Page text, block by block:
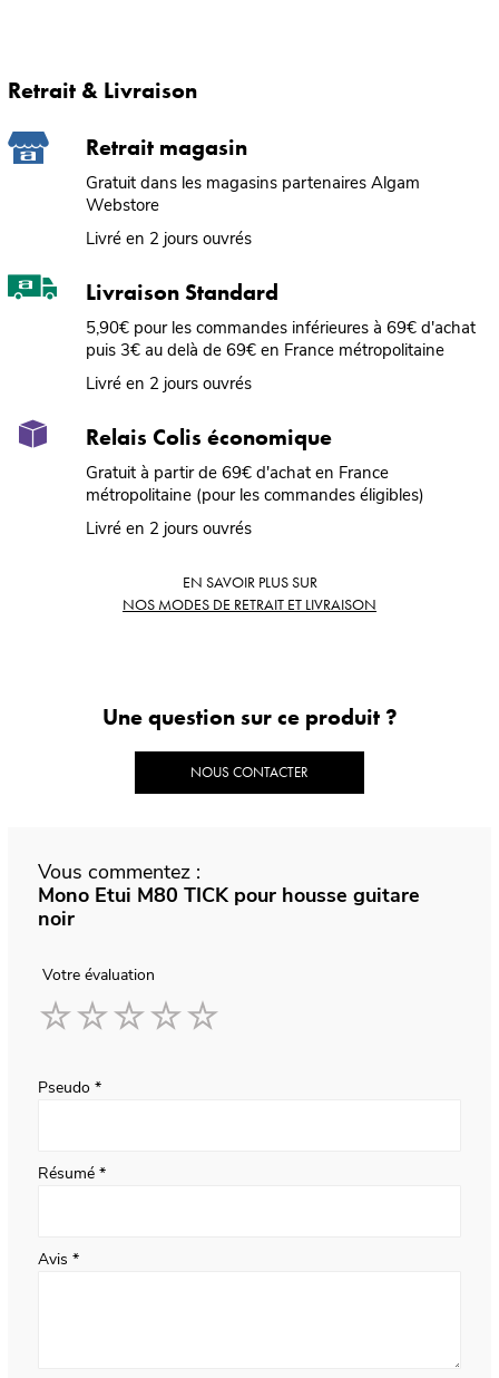
Retrait & Livraison
Retrait magasin
Gratuit dans les magasins partenaires Algam
Webstore
Livré en 2 jours ouvrés
Livraison Standard
5,90€ pour les commandes inférieures à 69€ d'achat
puis 3€ au delà de 69€ en France métropolitaine
Livré en 2 jours ouvrés
Relais Colis économique
Gratuit à partir de 69€ d'achat en France
métropolitaine (pour les commandes éligibles)
Livré en 2 jours ouvrés
EN SAVOIR PLUS SUR
NOS MODES DE RETRAIT ET LIVRAISON
Une question sur ce produit ?
NOUS CONTACTER
Vous commentez :
Mono Etui M80 TICK pour housse guitare
noir
Votre évaluation
Pseudo
Résumé
Avis